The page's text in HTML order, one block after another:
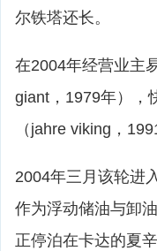
尔铁塔还长。
在2004年经营业主
giant，1979年），
（jahre viking，
2004年三月该轮进
作为浮动储油与卸
正停泊在卡达的夏